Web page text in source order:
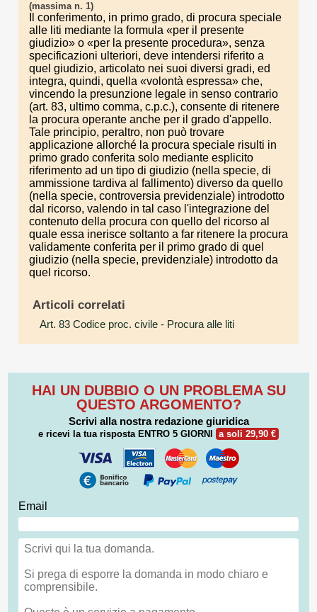
(massima n. 1)
Il conferimento, in primo grado, di procura speciale
alle liti mediante la formula «per il presente
giudizio» o «per la presente procedura», senza
specificazioni ulteriori, deve intendersi riferito a
quel giudizio, articolato nei suoi diversi gradi, ed
integra, quindi, quella «volontà espressa» che,
vincendo la presunzione legale in senso contrario
(art. 83, ultimo comma, c.p.c.), consente di ritenere
la procura operante anche per il grado d'appello.
Tale principio, peraltro, non può trovare
applicazione allorché la procura speciale risulti in
primo grado conferita solo mediante esplicito
riferimento ad un tipo di giudizio (nella specie, di
ammissione tardiva al fallimento) diverso da quello
(nella specie, controversia previdenziale) introdotto
dal ricorso, valendo in tal caso l'integrazione del
contenuto della procura con quello del ricorso al
quale essa inerisce soltanto a far ritenere la procura
validamente conferita per il primo grado di quel
giudizio (nella specie, previdenziale) introdotto da
quel ricorso.
Articoli correlati
Art. 83 Codice proc. civile - Procura alle liti
HAI UN DUBBIO O UN PROBLEMA SU
QUESTO ARGOMENTO?
Scrivi alla nostra redazione giuridica
e ricevi la tua risposta ENTRO 5 GIORNI a soli 29,90 €
Email